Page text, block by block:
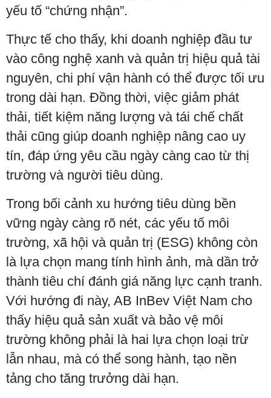
yếu tố “chứng nhận”.
Thực tế cho thấy, khi doanh nghiệp đầu tư
vào công nghệ xanh và quản trị hiệu quả tài
nguyên, chi phí vận hành có thể được tối ưu
trong dài hạn. Đồng thời, việc giảm phát
thải, tiết kiệm năng lượng và tái chế chất
thải cũng giúp doanh nghiệp nâng cao uy
tín, đáp ứng yêu cầu ngày càng cao từ thị
trường và người tiêu dùng.
Trong bối cảnh xu hướng tiêu dùng bền
vững ngày càng rõ nét, các yếu tố môi
trường, xã hội và quản trị (ESG) không còn
là lựa chọn mang tính hình ảnh, mà dần trở
thành tiêu chí đánh giá năng lực cạnh tranh.
Với hướng đi này, AB InBev Việt Nam cho
thấy hiệu quả sản xuất và bảo vệ môi
trường không phải là hai lựa chọn loại trừ
lẫn nhau, mà có thể song hành, tạo nền
tảng cho tăng trưởng dài hạn.